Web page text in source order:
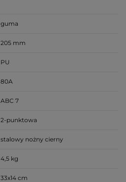
guma
205 mm
PU
80A
ABC 7
2-punktowa
stalowy nożny cierny
4,5 kg
33x14 cm